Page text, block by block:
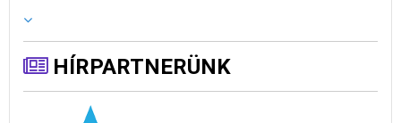
HÍRPARTNERÜNK